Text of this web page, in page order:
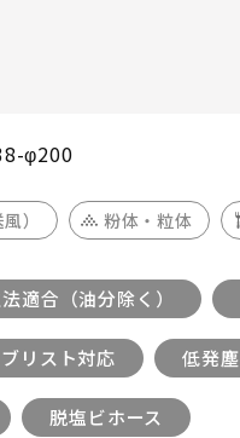
φ200
） 粉体・粒体
適合（油分除く）
リスト対応 低発塵
脱塩ビホース